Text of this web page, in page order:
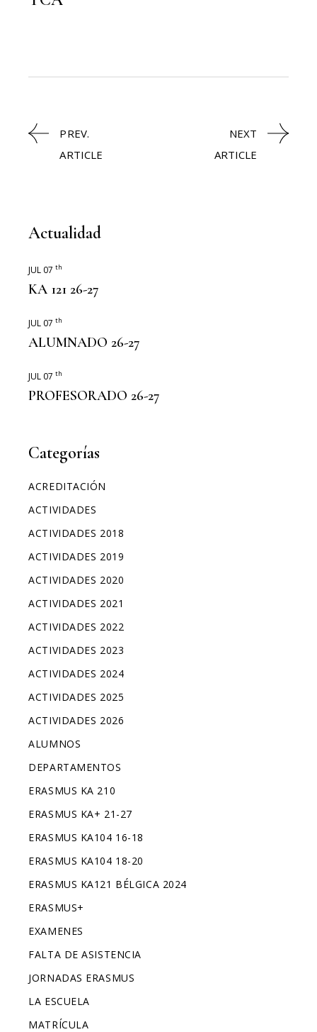
Actualidad
JUL 07 th
KA 121 26-27
JUL 07 th
ALUMNADO 26-27
JUL 07 th
PROFESORADO 26-27
Categorías
ACREDITACIÓN
ACTIVIDADES
ACTIVIDADES 2018
ACTIVIDADES 2019
ACTIVIDADES 2020
ACTIVIDADES 2021
ACTIVIDADES 2022
ACTIVIDADES 2023
ACTIVIDADES 2024
ACTIVIDADES 2025
ACTIVIDADES 2026
ALUMNOS
DEPARTAMENTOS
ERASMUS KA 210
ERASMUS KA+ 21-27
ERASMUS KA104 16-18
ERASMUS KA104 18-20
ERASMUS KA121 BÉLGICA 2024
ERASMUS+
EXAMENES
FALTA DE ASISTENCIA
JORNADAS ERASMUS
LA ESCUELA
MATRÍCULA
PREV.
ARTICLE
NEXT
ARTICLE